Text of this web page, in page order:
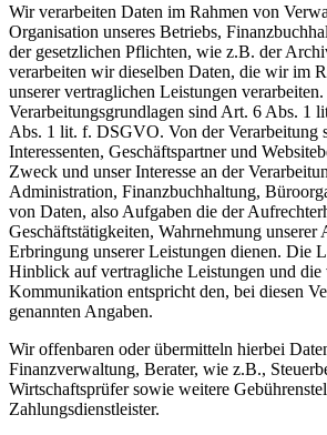
Wir verarbeiten Daten im Rahmen von
Organisation unseres Betriebs,
der gesetzlichen Pflichten, wie z.B. der
verarbeiten wir dieselben Daten, die wir im
unserer vertraglichen Leistungen
Verarbeitungsgrundlagen sind Art. 6 Abs. 1
Abs. 1 lit. f. DSGVO. Von der Verarbeitung
Interessenten, Geschäftspartner und
Zweck und unser Interesse an der
Administration, Finanzbuchhaltung,
von Daten, also Aufgaben die der
Geschäftstätigkeiten, Wahrnehmung unserer
Erbringung unserer Leistungen dienen. Die
Hinblick auf vertragliche Leistungen und die
Kommunikation entspricht den, bei diesen
genannten Angaben.
Wir offenbaren oder übermitteln hierbei
Finanzverwaltung, Berater, wie z.B.,
Wirtschaftsprüfer sowie weitere
Zahlungsdienstleister.